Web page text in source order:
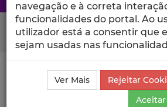
Search Button
Ciência_Iscte Publicações
Publicação
Visualizações
navegação e à correta
funcionalidades do portal. Ao
utilizador está a consentir que
sejam usadas nas
Ver Mais
Rejeitar